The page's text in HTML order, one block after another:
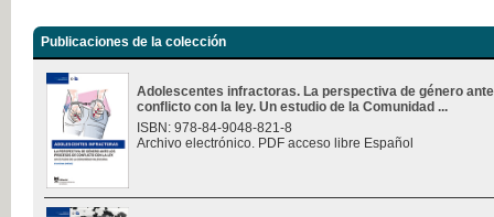
Publicaciones de la colección
Adolescentes infractoras. La perspectiva de género
conflicto con la ley. Un estudio de la Comunidad ...
ISBN: 978-84-9048-821-8
Archivo electrónico. PDF acceso libre Español